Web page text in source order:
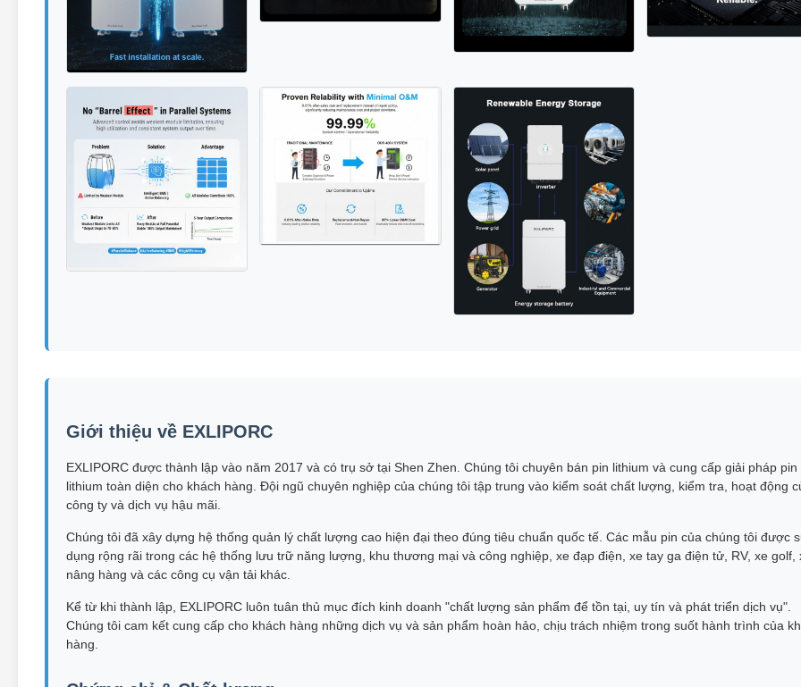
Giới thiệu về EXLIPORC
EXLIPORC được thành lập vào năm 2017 và có trụ sở tại Shen Zhen. Chúng tôi chuyên bán pin lithium và cung cấp giải pháp pin
lithium toàn diện cho khách hàng. Đội ngũ chuyên nghiệp của chúng tôi tập trung vào kiểm soát chất lượng, kiểm tra, hoạt động
công ty và dịch vụ hậu mãi.
Chúng tôi đã xây dựng hệ thống quản lý chất lượng cao hiện đại theo đúng tiêu chuẩn quốc tế. Các mẫu pin của chúng tôi được
dụng rộng rãi trong các hệ thống lưu trữ năng lượng, khu thương mại và công nghiệp, xe đạp điện, xe tay ga điện tử, RV, xe golf,
nâng hàng và các công cụ vận tải khác.
Kể từ khi thành lập, EXLIPORC luôn tuân thủ mục đích kinh doanh "chất lượng sản phẩm để tồn tại, uy tín và phát triển dịch vụ".
Chúng tôi cam kết cung cấp cho khách hàng những dịch vụ và sản phẩm hoàn hảo, chịu trách nhiệm trong suốt hành trình của
hàng.